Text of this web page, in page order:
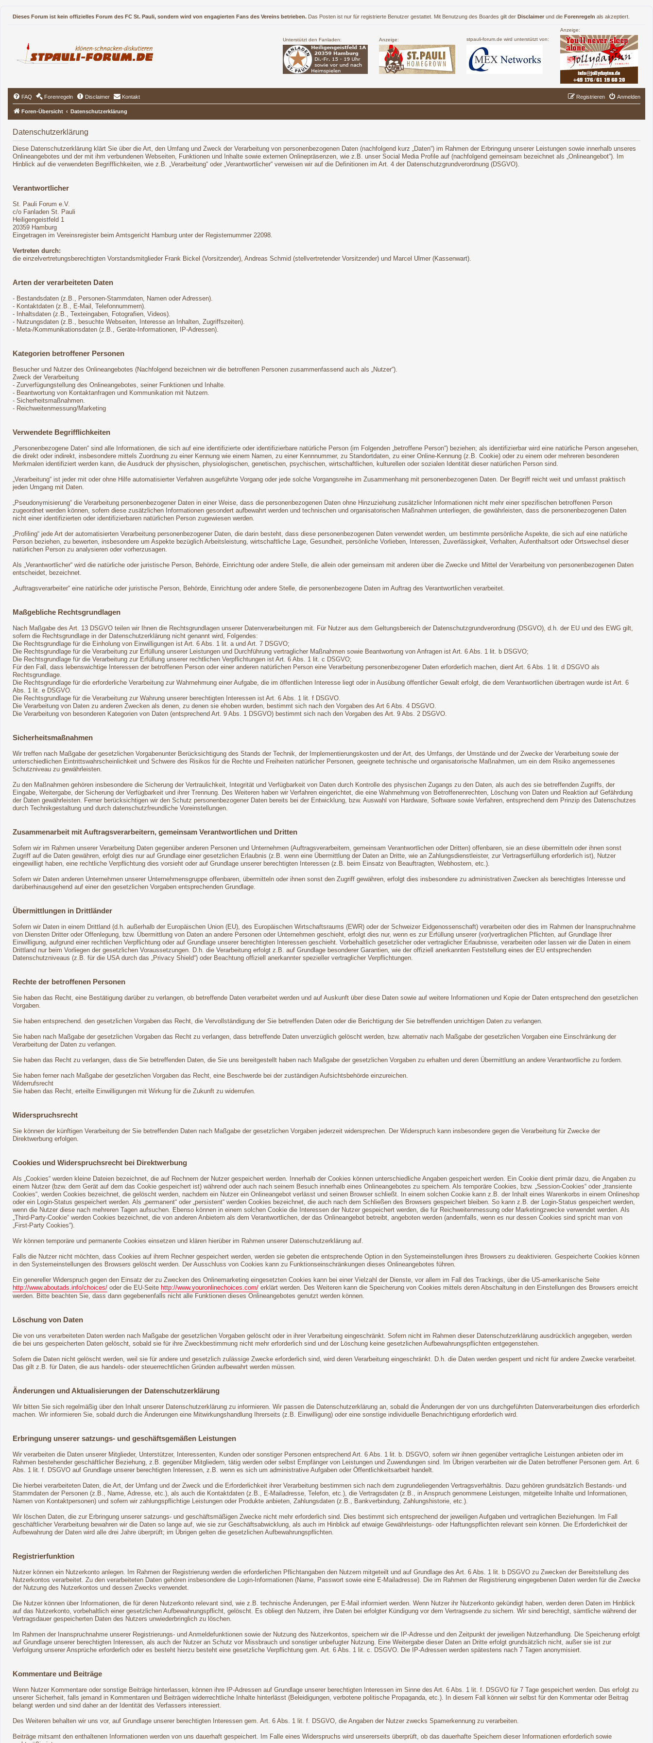
Dieses Forum ist kein offizielles Forum des FC St. Pauli, sondern wird von engagierten Fans des Vereins betrieben. Das Posten ist nur für registrierte Benutzer gestattet. Mit Benutzung des Boardes gilt der Disclaimer und die Forenregeln als akzeptiert.
Unterstützt den Fanladen: Anzeige: stpauli-forum.de wird unterstützt von:
Anzeige:
FAQ Forenregeln Disclaimer Kontakt Anmelden
Registrieren
Foren-Übersicht Datenschutzerklärung
Datenschutzerklärung
Diese Datenschutzerklärung klärt Sie über die Art, den Umfang und Zweck der Verarbeitung von personenbezogenen Daten (nachfolgend kurz „Daten“) im Rahmen der Erbringung unserer Leistungen sowie innerhalb unseres
Onlineangebotes und der mit ihm verbundenen Webseiten, Funktionen und Inhalte sowie externen Onlinepräsenzen, wie z.B. unser Social Media Profile auf (nachfolgend gemeinsam bezeichnet als „Onlineangebot“). Im
Hinblick auf die verwendeten Begrifflichkeiten, wie z.B. „Verarbeitung“ oder „Verantwortlicher“ verweisen wir auf die Definitionen im Art. 4 der Datenschutzgrundverordnung (DSGVO).
Verantwortlicher
St. Pauli Forum e.V.
c/o Fanladen St. Pauli
Heiligengeistfeld 1
20359 Hamburg
Eingetragen im Vereinsregister beim Amtsgericht Hamburg unter der Registernummer 22098.
Vertreten durch:
die einzelvertretungsberechtigten Vorstandsmitglieder Frank Bickel (Vorsitzender), Andreas Schmid (stellvertretender Vorsitzender) und Marcel Ulmer (Kassenwart).
Arten der verarbeiteten Daten
- Bestandsdaten (z.B., Personen-Stammdaten, Namen oder Adressen).
- Kontaktdaten (z.B., E-Mail, Telefonnummern).
- Inhaltsdaten (z.B., Texteingaben, Fotografien, Videos).
- Nutzungsdaten (z.B., besuchte Webseiten, Interesse an Inhalten, Zugriffszeiten).
- Meta-/Kommunikationsdaten (z.B., Geräte-Informationen, IP-Adressen).
Kategorien betroffener Personen
Besucher und Nutzer des Onlineangebotes (Nachfolgend bezeichnen wir die betroffenen Personen zusammenfassend auch als „Nutzer“).
Zweck der Verarbeitung
- Zurverfügungstellung des Onlineangebotes, seiner Funktionen und Inhalte.
- Beantwortung von Kontaktanfragen und Kommunikation mit Nutzern.
- Sicherheitsmaßnahmen.
- Reichweitenmessung/Marketing
Verwendete Begrifflichkeiten
„Personenbezogene Daten“ sind alle Informationen, die sich auf eine identifizierte oder identifizierbare natürliche Person (im Folgenden „betroffene Person“) beziehen; als identifizierbar wird eine natürliche Person angesehen,
die direkt oder indirekt, insbesondere mittels Zuordnung zu einer Kennung wie einem Namen, zu einer Kennnummer, zu Standortdaten, zu einer Online-Kennung (z.B. Cookie) oder zu einem oder mehreren besonderen
Merkmalen identifiziert werden kann, die Ausdruck der physischen, physiologischen, genetischen, psychischen, wirtschaftlichen, kulturellen oder sozialen Identität dieser natürlichen Person sind.
„Verarbeitung“ ist jeder mit oder ohne Hilfe automatisierter Verfahren ausgeführte Vorgang oder jede solche Vorgangsreihe im Zusammenhang mit personenbezogenen Daten. Der Begriff reicht weit und umfasst praktisch
jeden Umgang mit Daten.
„Pseudonymisierung“ die Verarbeitung personenbezogener Daten in einer Weise, dass die personenbezogenen Daten ohne Hinzuziehung zusätzlicher Informationen nicht mehr einer spezifischen betroffenen Person
zugeordnet werden können, sofern diese zusätzlichen Informationen gesondert aufbewahrt werden und technischen und organisatorischen Maßnahmen unterliegen, die gewährleisten, dass die personenbezogenen Daten
nicht einer identifizierten oder identifizierbaren natürlichen Person zugewiesen werden.
„Profiling“ jede Art der automatisierten Verarbeitung personenbezogener Daten, die darin besteht, dass diese personenbezogenen Daten verwendet werden, um bestimmte persönliche Aspekte, die sich auf eine natürliche
Person beziehen, zu bewerten, insbesondere um Aspekte bezüglich Arbeitsleistung, wirtschaftliche Lage, Gesundheit, persönliche Vorlieben, Interessen, Zuverlässigkeit, Verhalten, Aufenthaltsort oder Ortswechsel dieser
natürlichen Person zu analysieren oder vorherzusagen.
Als „Verantwortlicher“ wird die natürliche oder juristische Person, Behörde, Einrichtung oder andere Stelle, die allein oder gemeinsam mit anderen über die Zwecke und Mittel der Verarbeitung von personenbezogenen Daten
entscheidet, bezeichnet.
„Auftragsverarbeiter“ eine natürliche oder juristische Person, Behörde, Einrichtung oder andere Stelle, die personenbezogene Daten im Auftrag des Verantwortlichen verarbeitet.
Maßgebliche Rechtsgrundlagen
Nach Maßgabe des Art. 13 DSGVO teilen wir Ihnen die Rechtsgrundlagen unserer Datenverarbeitungen mit. Für Nutzer aus dem Geltungsbereich der Datenschutzgrundverordnung (DSGVO), d.h. der EU und des EWG gilt,
sofern die Rechtsgrundlage in der Datenschutzerklärung nicht genannt wird, Folgendes:
Die Rechtsgrundlage für die Einholung von Einwilligungen ist Art. 6 Abs. 1 lit. a und Art. 7 DSGVO;
Die Rechtsgrundlage für die Verarbeitung zur Erfüllung unserer Leistungen und Durchführung vertraglicher Maßnahmen sowie Beantwortung von Anfragen ist Art. 6 Abs. 1 lit. b DSGVO;
Die Rechtsgrundlage für die Verarbeitung zur Erfüllung unserer rechtlichen Verpflichtungen ist Art. 6 Abs. 1 lit. c DSGVO;
Für den Fall, dass lebenswichtige Interessen der betroffenen Person oder einer anderen natürlichen Person eine Verarbeitung personenbezogener Daten erforderlich machen, dient Art. 6 Abs. 1 lit. d DSGVO als
Rechtsgrundlage.
Die Rechtsgrundlage für die erforderliche Verarbeitung zur Wahrnehmung einer Aufgabe, die im öffentlichen Interesse liegt oder in Ausübung öffentlicher Gewalt erfolgt, die dem Verantwortlichen übertragen wurde ist Art. 6
Abs. 1 lit. e DSGVO.
Die Rechtsgrundlage für die Verarbeitung zur Wahrung unserer berechtigten Interessen ist Art. 6 Abs. 1 lit. f DSGVO.
Die Verarbeitung von Daten zu anderen Zwecken als denen, zu denen sie ehoben wurden, bestimmt sich nach den Vorgaben des Art 6 Abs. 4 DSGVO.
Die Verarbeitung von besonderen Kategorien von Daten (entsprechend Art. 9 Abs. 1 DSGVO) bestimmt sich nach den Vorgaben des Art. 9 Abs. 2 DSGVO.
Sicherheitsmaßnahmen
Wir treffen nach Maßgabe der gesetzlichen Vorgabenunter Berücksichtigung des Stands der Technik, der Implementierungskosten und der Art, des Umfangs, der Umstände und der Zwecke der Verarbeitung sowie der
unterschiedlichen Eintrittswahrscheinlichkeit und Schwere des Risikos für die Rechte und Freiheiten natürlicher Personen, geeignete technische und organisatorische Maßnahmen, um ein dem Risiko angemessenes
Schutzniveau zu gewährleisten.
Zu den Maßnahmen gehören insbesondere die Sicherung der Vertraulichkeit, Integrität und Verfügbarkeit von Daten durch Kontrolle des physischen Zugangs zu den Daten, als auch des sie betreffenden Zugriffs, der
Eingabe, Weitergabe, der Sicherung der Verfügbarkeit und ihrer Trennung. Des Weiteren haben wir Verfahren eingerichtet, die eine Wahrnehmung von Betroffenenrechten, Löschung von Daten und Reaktion auf Gefährdung
der Daten gewährleisten. Ferner berücksichtigen wir den Schutz personenbezogener Daten bereits bei der Entwicklung, bzw. Auswahl von Hardware, Software sowie Verfahren, entsprechend dem Prinzip des Datenschutzes
durch Technikgestaltung und durch datenschutzfreundliche Voreinstellungen.
Zusammenarbeit mit Auftragsverarbeitern, gemeinsam Verantwortlichen und Dritten
Sofern wir im Rahmen unserer Verarbeitung Daten gegenüber anderen Personen und Unternehmen (Auftragsverarbeitern, gemeinsam Verantwortlichen oder Dritten) offenbaren, sie an diese übermitteln oder ihnen sonst
Zugriff auf die Daten gewähren, erfolgt dies nur auf Grundlage einer gesetzlichen Erlaubnis (z.B. wenn eine Übermittlung der Daten an Dritte, wie an Zahlungsdienstleister, zur Vertragserfüllung erforderlich ist), Nutzer
eingewilligt haben, eine rechtliche Verpflichtung dies vorsieht oder auf Grundlage unserer berechtigten Interessen (z.B. beim Einsatz von Beauftragten, Webhostern, etc.).
Sofern wir Daten anderen Unternehmen unserer Unternehmensgruppe offenbaren, übermitteln oder ihnen sonst den Zugriff gewähren, erfolgt dies insbesondere zu administrativen Zwecken als berechtigtes Interesse und
darüberhinausgehend auf einer den gesetzlichen Vorgaben entsprechenden Grundlage.
Übermittlungen in Drittländer
Sofern wir Daten in einem Drittland (d.h. außerhalb der Europäischen Union (EU), des Europäischen Wirtschaftsraums (EWR) oder der Schweizer Eidgenossenschaft) verarbeiten oder dies im Rahmen der Inanspruchnahme
von Diensten Dritter oder Offenlegung, bzw. Übermittlung von Daten an andere Personen oder Unternehmen geschieht, erfolgt dies nur, wenn es zur Erfüllung unserer (vor)vertraglichen Pflichten, auf Grundlage Ihrer
Einwilligung, aufgrund einer rechtlichen Verpflichtung oder auf Grundlage unserer berechtigten Interessen geschieht. Vorbehaltlich gesetzlicher oder vertraglicher Erlaubnisse, verarbeiten oder lassen wir die Daten in einem
Drittland nur beim Vorliegen der gesetzlichen Voraussetzungen. D.h. die Verarbeitung erfolgt z.B. auf Grundlage besonderer Garantien, wie der offiziell anerkannten Feststellung eines der EU entsprechenden
Datenschutzniveaus (z.B. für die USA durch das „Privacy Shield“) oder Beachtung offiziell anerkannter spezieller vertraglicher Verpflichtungen.
Rechte der betroffenen Personen
Sie haben das Recht, eine Bestätigung darüber zu verlangen, ob betreffende Daten verarbeitet werden und auf Auskunft über diese Daten sowie auf weitere Informationen und Kopie der Daten entsprechend den gesetzlichen
Vorgaben.
Sie haben entsprechend. den gesetzlichen Vorgaben das Recht, die Vervollständigung der Sie betreffenden Daten oder die Berichtigung der Sie betreffenden unrichtigen Daten zu verlangen.
Sie haben nach Maßgabe der gesetzlichen Vorgaben das Recht zu verlangen, dass betreffende Daten unverzüglich gelöscht werden, bzw. alternativ nach Maßgabe der gesetzlichen Vorgaben eine Einschränkung der
Verarbeitung der Daten zu verlangen.
Sie haben das Recht zu verlangen, dass die Sie betreffenden Daten, die Sie uns bereitgestellt haben nach Maßgabe der gesetzlichen Vorgaben zu erhalten und deren Übermittlung an andere Verantwortliche zu fordern.
Sie haben ferner nach Maßgabe der gesetzlichen Vorgaben das Recht, eine Beschwerde bei der zuständigen Aufsichtsbehörde einzureichen.
Widerrufsrecht
Sie haben das Recht, erteilte Einwilligungen mit Wirkung für die Zukunft zu widerrufen.
Widerspruchsrecht
Sie können der künftigen Verarbeitung der Sie betreffenden Daten nach Maßgabe der gesetzlichen Vorgaben jederzeit widersprechen. Der Widerspruch kann insbesondere gegen die Verarbeitung für Zwecke der
Direktwerbung erfolgen.
Cookies und Widerspruchsrecht bei Direktwerbung
Als „Cookies“ werden kleine Dateien bezeichnet, die auf Rechnern der Nutzer gespeichert werden. Innerhalb der Cookies können unterschiedliche Angaben gespeichert werden. Ein Cookie dient primär dazu, die Angaben zu
einem Nutzer (bzw. dem Gerät auf dem das Cookie gespeichert ist) während oder auch nach seinem Besuch innerhalb eines Onlineangebotes zu speichern. Als temporäre Cookies, bzw. „Session-Cookies“ oder „transiente
Cookies“, werden Cookies bezeichnet, die gelöscht werden, nachdem ein Nutzer ein Onlineangebot verlässt und seinen Browser schließt. In einem solchen Cookie kann z.B. der Inhalt eines Warenkorbs in einem Onlineshop
oder ein Login-Status gespeichert werden. Als „permanent“ oder „persistent“ werden Cookies bezeichnet, die auch nach dem Schließen des Browsers gespeichert bleiben. So kann z.B. der Login-Status gespeichert werden,
wenn die Nutzer diese nach mehreren Tagen aufsuchen. Ebenso können in einem solchen Cookie die Interessen der Nutzer gespeichert werden, die für Reichweitenmessung oder Marketingzwecke verwendet werden. Als
„Third-Party-Cookie“ werden Cookies bezeichnet, die von anderen Anbietern als dem Verantwortlichen, der das Onlineangebot betreibt, angeboten werden (andernfalls, wenn es nur dessen Cookies sind spricht man von
„First-Party Cookies“).
Wir können temporäre und permanente Cookies einsetzen und klären hierüber im Rahmen unserer Datenschutzerklärung auf.
Falls die Nutzer nicht möchten, dass Cookies auf ihrem Rechner gespeichert werden, werden sie gebeten die entsprechende Option in den Systemeinstellungen ihres Browsers zu deaktivieren. Gespeicherte Cookies können
in den Systemeinstellungen des Browsers gelöscht werden. Der Ausschluss von Cookies kann zu Funktionseinschränkungen dieses Onlineangebotes führen.
Ein genereller Widerspruch gegen den Einsatz der zu Zwecken des Onlinemarketing eingesetzten Cookies kann bei einer Vielzahl der Dienste, vor allem im Fall des Trackings, über die US-amerikanische Seite
http://www.aboutads.info/choices/ oder die EU-Seite http://www.youronlinechoices.com/ erklärt werden. Des Weiteren kann die Speicherung von Cookies mittels deren Abschaltung in den Einstellungen des Browsers erreicht
werden. Bitte beachten Sie, dass dann gegebenenfalls nicht alle Funktionen dieses Onlineangebotes genutzt werden können.
Löschung von Daten
Die von uns verarbeiteten Daten werden nach Maßgabe der gesetzlichen Vorgaben gelöscht oder in ihrer Verarbeitung eingeschränkt. Sofern nicht im Rahmen dieser Datenschutzerklärung ausdrücklich angegeben, werden
die bei uns gespeicherten Daten gelöscht, sobald sie für ihre Zweckbestimmung nicht mehr erforderlich sind und der Löschung keine gesetzlichen Aufbewahrungspflichten entgegenstehen.
Sofern die Daten nicht gelöscht werden, weil sie für andere und gesetzlich zulässige Zwecke erforderlich sind, wird deren Verarbeitung eingeschränkt. D.h. die Daten werden gesperrt und nicht für andere Zwecke verarbeitet.
Das gilt z.B. für Daten, die aus handels- oder steuerrechtlichen Gründen aufbewahrt werden müssen.
Änderungen und Aktualisierungen der Datenschutzerklärung
Wir bitten Sie sich regelmäßig über den Inhalt unserer Datenschutzerklärung zu informieren. Wir passen die Datenschutzerklärung an, sobald die Änderungen der von uns durchgeführten Datenverarbeitungen dies erforderlich
machen. Wir informieren Sie, sobald durch die Änderungen eine Mitwirkungshandlung Ihrerseits (z.B. Einwilligung) oder eine sonstige individuelle Benachrichtigung erforderlich wird.
Erbringung unserer satzungs- und geschäftsgemäßen Leistungen
Wir verarbeiten die Daten unserer Mitglieder, Unterstützer, Interessenten, Kunden oder sonstiger Personen entsprechend Art. 6 Abs. 1 lit. b. DSGVO, sofern wir ihnen gegenüber vertragliche Leistungen anbieten oder im
Rahmen bestehender geschäftlicher Beziehung, z.B. gegenüber Mitgliedern, tätig werden oder selbst Empfänger von Leistungen und Zuwendungen sind. Im Übrigen verarbeiten wir die Daten betroffener Personen gem. Art. 6
Abs. 1 lit. f. DSGVO auf Grundlage unserer berechtigten Interessen, z.B. wenn es sich um administrative Aufgaben oder Öffentlichkeitsarbeit handelt.
Die hierbei verarbeiteten Daten, die Art, der Umfang und der Zweck und die Erforderlichkeit ihrer Verarbeitung bestimmen sich nach dem zugrundeliegenden Vertragsverhältnis. Dazu gehören grundsätzlich Bestands- und
Stammdaten der Personen (z.B., Name, Adresse, etc.), als auch die Kontaktdaten (z.B., E-Mailadresse, Telefon, etc.), die Vertragsdaten (z.B., in Anspruch genommene Leistungen, mitgeteilte Inhalte und Informationen,
Namen von Kontaktpersonen) und sofern wir zahlungspflichtige Leistungen oder Produkte anbieten, Zahlungsdaten (z.B., Bankverbindung, Zahlungshistorie, etc.).
Wir löschen Daten, die zur Erbringung unserer satzungs- und geschäftsmäßigen Zwecke nicht mehr erforderlich sind. Dies bestimmt sich entsprechend der jeweiligen Aufgaben und vertraglichen Beziehungen. Im Fall
geschäftlicher Verarbeitung bewahren wir die Daten so lange auf, wie sie zur Geschäftsabwicklung, als auch im Hinblick auf etwaige Gewährleistungs- oder Haftungspflichten relevant sein können. Die Erforderlichkeit der
Aufbewahrung der Daten wird alle drei Jahre überprüft; im Übrigen gelten die gesetzlichen Aufbewahrungspflichten.
Registrierfunktion
Nutzer können ein Nutzerkonto anlegen. Im Rahmen der Registrierung werden die erforderlichen Pflichtangaben den Nutzern mitgeteilt und auf Grundlage des Art. 6 Abs. 1 lit. b DSGVO zu Zwecken der Bereitstellung des
Nutzerkontos verarbeitet. Zu den verarbeiteten Daten gehören insbesondere die Login-Informationen (Name, Passwort sowie eine E-Mailadresse). Die im Rahmen der Registrierung eingegebenen Daten werden für die Zwecke
der Nutzung des Nutzerkontos und dessen Zwecks verwendet.
Die Nutzer können über Informationen, die für deren Nutzerkonto relevant sind, wie z.B. technische Änderungen, per E-Mail informiert werden. Wenn Nutzer ihr Nutzerkonto gekündigt haben, werden deren Daten im Hinblick
auf das Nutzerkonto, vorbehaltlich einer gesetzlichen Aufbewahrungspflicht, gelöscht. Es obliegt den Nutzern, ihre Daten bei erfolgter Kündigung vor dem Vertragsende zu sichern. Wir sind berechtigt, sämtliche während der
Vertragsdauer gespeicherten Daten des Nutzers unwiederbringlich zu löschen.
Im Rahmen der Inanspruchnahme unserer Registrierungs- und Anmeldefunktionen sowie der Nutzung des Nutzerkontos, speichern wir die IP-Adresse und den Zeitpunkt der jeweiligen Nutzerhandlung. Die Speicherung erfolgt
auf Grundlage unserer berechtigten Interessen, als auch der Nutzer an Schutz vor Missbrauch und sonstiger unbefugter Nutzung. Eine Weitergabe dieser Daten an Dritte erfolgt grundsätzlich nicht, außer sie ist zur
Verfolgung unserer Ansprüche erforderlich oder es besteht hierzu besteht eine gesetzliche Verpflichtung gem. Art. 6 Abs. 1 lit. c. DSGVO. Die IP-Adressen werden spätestens nach 7 Tagen anonymisiert.
Kommentare und Beiträge
Wenn Nutzer Kommentare oder sonstige Beiträge hinterlassen, können ihre IP-Adressen auf Grundlage unserer berechtigten Interessen im Sinne des Art. 6 Abs. 1 lit. f. DSGVO für 7 Tage gespeichert werden. Das erfolgt zu
unserer Sicherheit, falls jemand in Kommentaren und Beiträgen widerrechtliche Inhalte hinterlässt (Beleidigungen, verbotene politische Propaganda, etc.). In diesem Fall können wir selbst für den Kommentar oder Beitrag
belangt werden und sind daher an der Identität des Verfassers interessiert.
Des Weiteren behalten wir uns vor, auf Grundlage unserer berechtigten Interessen gem. Art. 6 Abs. 1 lit. f. DSGVO, die Angaben der Nutzer zwecks Spamerkennung zu verarbeiten.
Beiträge mitsamt den enthaltenen Informationen werden von uns dauerhaft gespeichert. Im Falle eines Widerspruchs wird unsererseits überprüft, ob das dauerhafte Speichern dieser Informationen erforderlich sowie